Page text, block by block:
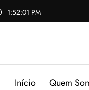
1:52:02 PM
Início Quem